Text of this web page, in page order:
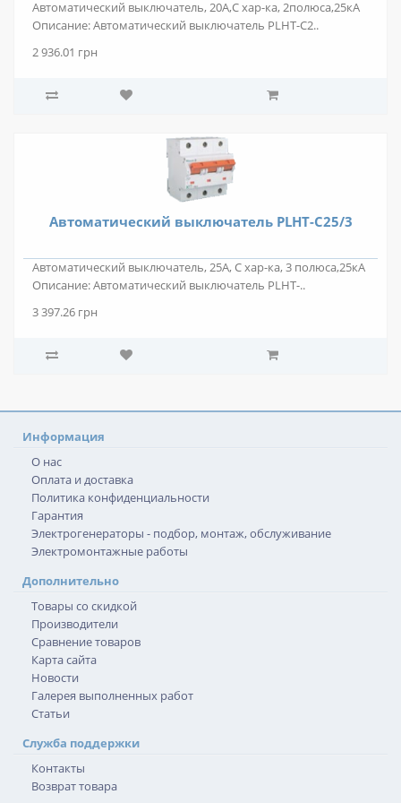
Автоматический выключатель, 20А,С хар-ка, 2полюса,25кА
Описание: Автоматический выключатель PLHT-C2..
2 936.01 грн
Автоматический выключатель PLHT-C25/3
Автоматический выключатель, 25А, С хар-ка, 3 полюса,25кА
Описание: Автоматический выключатель PLHT-..
3 397.26 грн
Информация
О нас
Оплата и доставка
Политика конфиденциальности
Гарантия
Электрогенераторы - подбор, монтаж, обслуживание
Электромонтажные работы
Дополнительно
Товары со скидкой
Производители
Сравнение товаров
Карта сайта
Новости
Галерея выполненных работ
Статьи
Служба поддержки
Контакты
Возврат товара